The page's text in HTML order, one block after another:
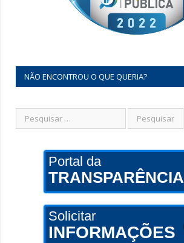
NÃO ENCONTROU O QUE QUERIA?
Portal da
TRANSPARÊNCIA
Solicitar
INFORMAÇÕES